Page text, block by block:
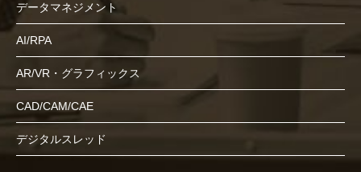
データマネジメント
AI/RPA
AR/VR・グラフィックス
CAD/CAM/CAE
デジタルスレッド